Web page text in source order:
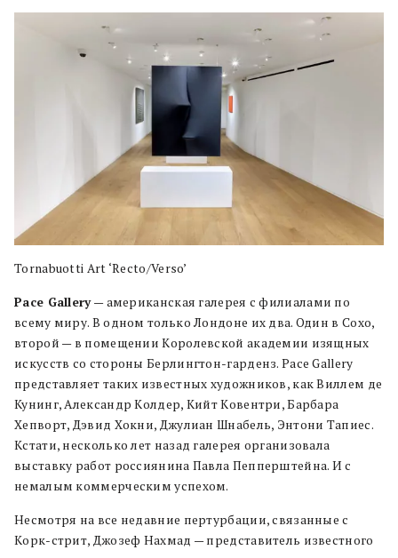
Tornabuotti Art ‘Recto/Verso’
Pace Gallery— американская галерея с филиалами по
всему миру. В одном только Лондоне их два. Один в Сохо,
второй — в помещении Королевской академии изящных
искусств со стороны Берлингтон-гарденз. Pace Gallery
представляет таких известных художников, как Виллем де
Кунинг, Александр Колдер, Кийт Ковентри, Барбара
Хепворт, Дэвид Хокни, Джулиан Шнабель, Энтони Тапиес.
Кстати, несколько лет назад галерея организовала
выставку работ россиянина Павла Пепперштейна. И с
немалым коммерческим успехом.
Несмотря на все недавние пертурбации, связанные с
Корк-стрит, Джозеф Нахмад — представитель известного